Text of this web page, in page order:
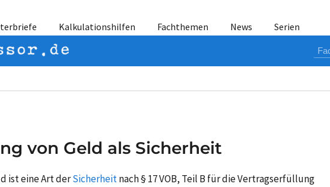
Kalkulationshilfen Fachthemen News Serien
von Geld als Sicherheit
ist eine Art derSicherheitnach § 17 VOB, Teil B für die Vertragserfüllung